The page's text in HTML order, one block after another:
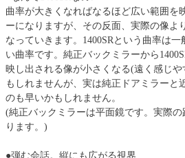
曲率が大きくなればなるほど広い範囲を
ーになりますが、その反面、実際の像よ
なっていきます。1400SRという曲率は
い曲率です。純正バックミラーから
映し出される像が小さくなる(遠く感じ
もしれませんが、実は純正ドアミラーと
のも早いかもしれません。
(純正バックミラーは平面鏡です。実際
ります。)
●弾む会話。縦にも広がる視界